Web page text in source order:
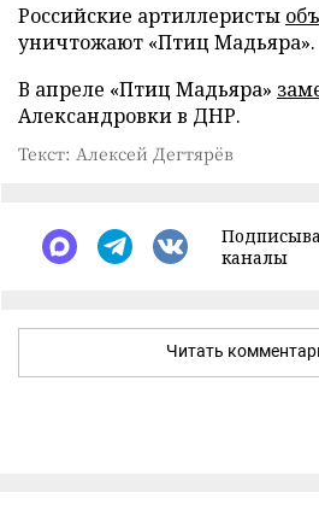
Российские артиллеристы
уничтожают «Птиц Мадьяра».
В апреле «Птиц Мадьяра»
Александровки в ДНР.
Текст: Алексей Дегтярёв
каналы
Читать